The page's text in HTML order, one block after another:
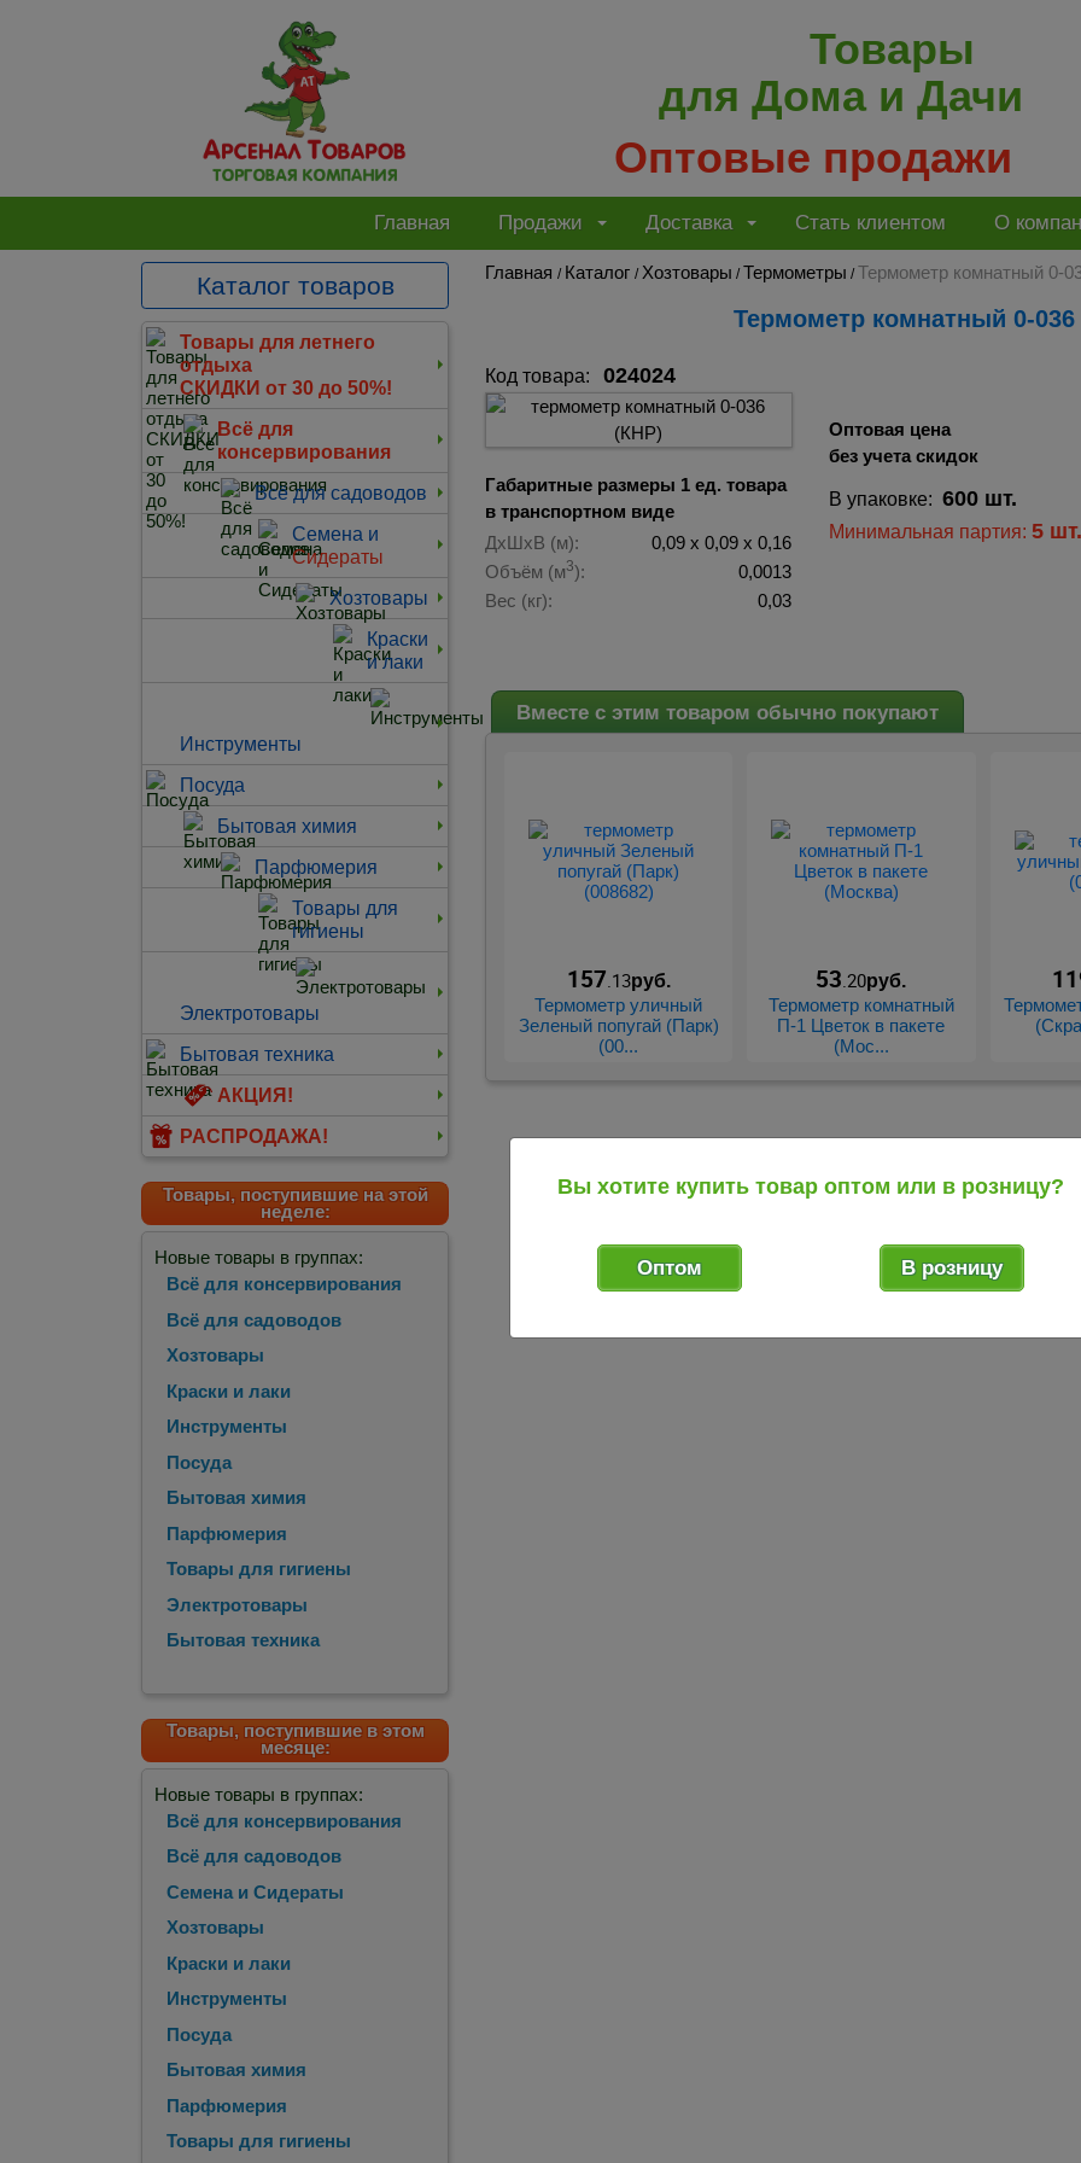
Товары
для Дома и Дачи
Оптовые продажи
Главная Продажи Доставка Стать клиентом О
Каталог товаров
Товары для летнего
отдыха
СКИДКИ от 30 до 50%!
Всё для
консервирования
Всё для садоводов
Семена и
Сидераты
Хозтовары
Краски
и лаки
Инструменты
Посуда
Бытовая химия
Парфюмерия
Товары для
гигиены
Электротовары
Бытовая техника
АКЦИЯ!
РАСПРОДАЖА!
Товары, поступившие на этой
неделе:
Новые товары в группах:
Всё для консервирования
Всё для садоводов
Хозтовары
Краски и лаки
Инструменты
Посуда
Бытовая химия
Парфюмерия
Товары для гигиены
Электротовары
Бытовая техника
Товары, поступившие в этом
месяце:
Новые товары в группах:
Всё для консервирования
Всё для садоводов
Семена и Сидераты
Хозтовары
Краски и лаки
Инструменты
Посуда
Бытовая химия
Парфюмерия
Товары для гигиены
Главная / Каталог / Хозтовары /Термометры /Термометр комнатный 0-
Термометр комнатный 0-
Код товара: 024024
Габаритные размеры 1 ед. товара
в транспортном виде
ДхШхВ (м):
0,09 х 0,09 х 0,16
Объём (м3):
0,0013
Вес (кг):
0,03
Оптовая цена
без учета скидок
В упаковке: 600 шт.
Минимальная партия: 5 шт.
Вместе с этим товаром обычно покупают
157.13руб.
Термометр уличный
Зеленый попугай (Парк)
(00...
53.20руб.
Термометр комнатный
П-1 Цветок в пакете
(Мос...
Вы хотите купить товар оптом или в розницу?
Оптом В розницу